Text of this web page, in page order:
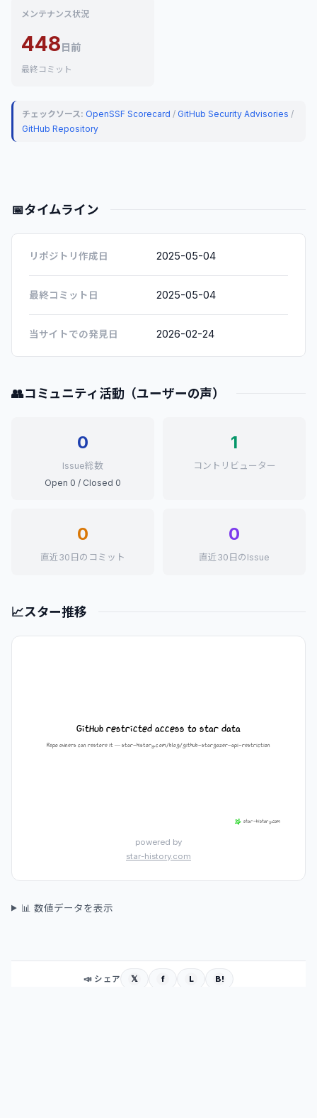
メンテナンス状況
448日前
最終コミット
チェックソース: OpenSSF Scorecard / GitHub Security Advisories /
GitHub Repository
📅タイムライン
リポジトリ作成日 2025-05-04
最終コミット日 2025-05-04
当サイトでの発見日 2026-02-24
👥コミュニティ活動（ユーザーの声）
0
Issue総数
Open 0 / Closed 0
1
コントリビューター
0
直近30日のコミット
0
直近30日のIssue
📈スター推移
powered by
star-history.com
📊 数値データを表示
📣 シェア 𝕏 f L B!